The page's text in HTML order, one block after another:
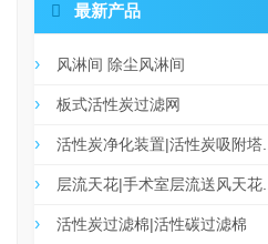
 最新产品
风淋间 除尘风淋间
板式活性炭过滤网
活性炭净化装置|活性炭吸附塔...
层流天花|手术室层流送风天花...
活性炭过滤棉|活性碳过滤棉